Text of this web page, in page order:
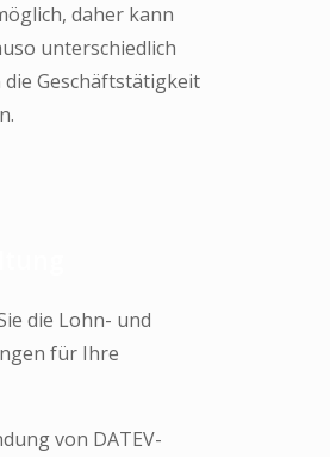
daher kann
unterschiedlich
Geschäftstätigkeit
die Lohn- und
für Ihre
von DATEV-